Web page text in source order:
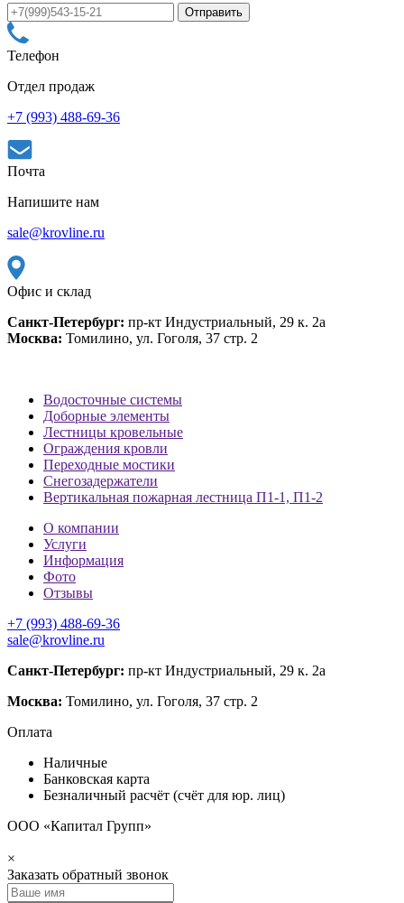
Телефон
Отдел продаж
+7 (993) 488-69-36
Почта
Напишите нам
sale@krovline.ru
Офис и склад
Санкт-Петербург: пр-кт Индустриальный, 29 к. 2а
Москва: Томилино, ул. Гоголя, 37 стр. 2
Водосточные системы
Доборные элементы
Лестницы кровельные
Ограждения кровли
Переходные мостики
Снегозадержатели
Вертикальная пожарная лестница П1-1, П1-2
О компании
Услуги
Информация
Фото
Отзывы
+7 (993) 488-69-36
sale@krovline.ru
Санкт-Петербург: пр-кт Индустриальный, 29 к. 2а
Москва: Томилино, ул. Гоголя, 37 стр. 2
Оплата
Наличные
Банковская карта
Безналичный расчёт (счёт для юр. лиц)
ООО «Капитал Групп»
×
Заказать обратный звонок